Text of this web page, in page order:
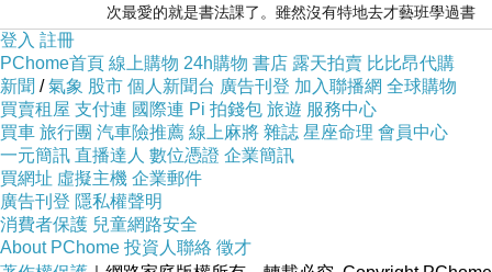
次最愛的就是書法課了。雖然沒有特地去才藝班學過書
法，...
登入 註冊
PChome首頁 線上購物 24h購物 書店 露天拍賣 比比昂代購
新聞 /氣象 股市 個人新聞台 廣告刊登 加入聯播網 全球購物
買賣租屋 支付連 國際連 Pi 拍錢包 旅遊 服務中心
買車 旅行團 汽車險推薦 線上麻將 雜誌 星座命理 會員中心
一元簡訊 直播達人 數位憑證 企業簡訊
買網址 虛擬主機 企業郵件
廣告刊登 隱私權聲明
消費者保護 兒童網路安全
About PChome 投資人聯絡 徵才